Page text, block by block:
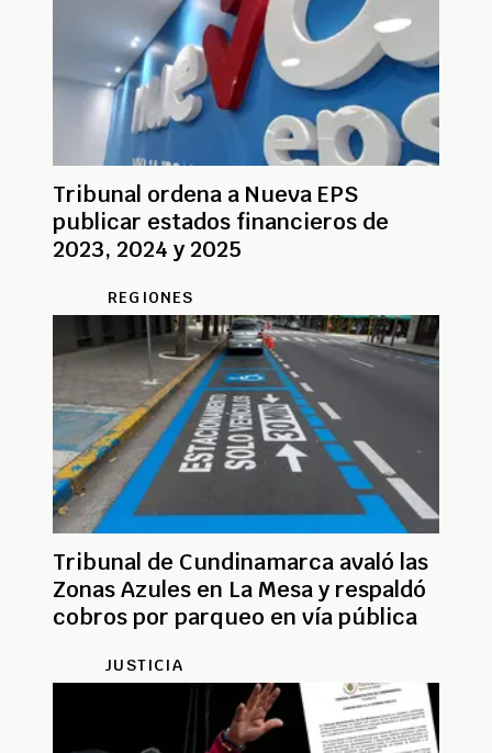
Tribunal ordena a Nueva EPS
publicar estados financieros de
2023, 2024 y 2025
REGIONES
Tribunal de Cundinamarca avaló las
Zonas Azules en La Mesa y respaldó
cobros por parqueo en vía pública
JUSTICIA